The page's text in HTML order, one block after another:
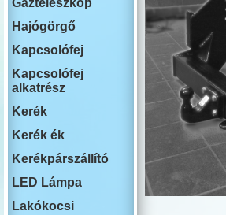
Gázteleszkóp
Hajógörgő
Kapcsolófej
Kapcsolófej
alkatrész
Kerék
Kerék ék
Kerékpárszállító
LED Lámpa
Lakókocsi